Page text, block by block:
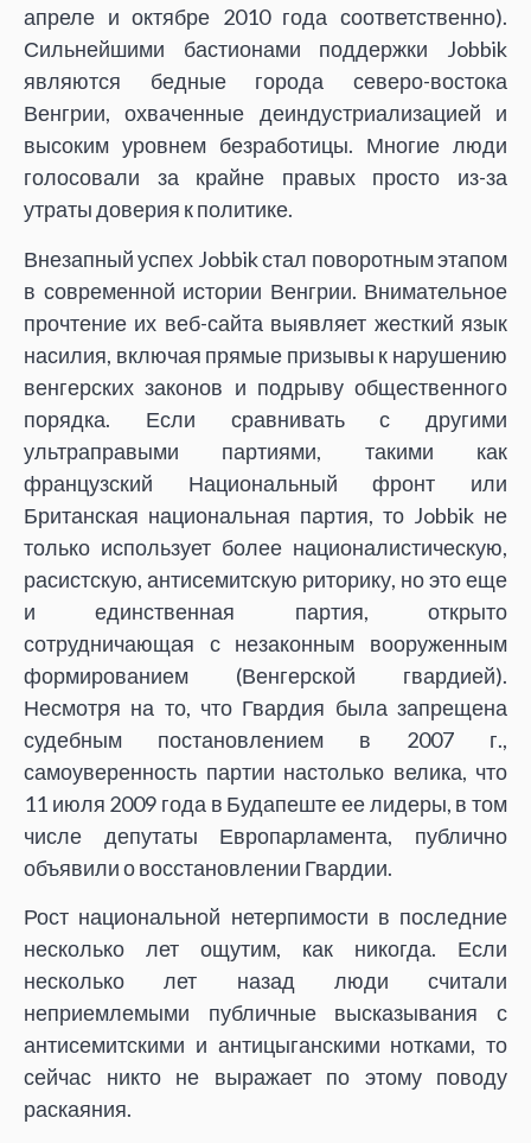
апреле и октябре 2010 года соответственно).
Сильнейшими бастионами поддержки Jobbik
являются бедные города северо-востока
Венгрии, охваченные деиндустриализацией и
высоким уровнем безработицы. Многие люди
голосовали за крайне правых просто из-за
утраты доверия к политике.
Внезапный успех Jobbik стал поворотным этапом
в современной истории Венгрии. Внимательное
прочтение их веб-сайта выявляет жесткий язык
насилия, включая прямые призывы к нарушению
венгерских законов и подрыву общественного
порядка. Если сравнивать с другими
ультраправыми партиями, такими как
французский Национальный фронт или
Британская национальная партия, то Jobbik не
только использует более националистическую,
расистскую, антисемитскую риторику, но это еще
и единственная партия, открыто
сотрудничающая с незаконным вооруженным
формированием (Венгерской гвардией).
Несмотря на то, что Гвардия была запрещена
судебным постановлением в 2007 г.,
самоуверенность партии настолько велика, что
11 июля 2009 года в Будапеште ее лидеры, в том
числе депутаты Европарламента, публично
объявили о восстановлении Гвардии.
Рост национальной нетерпимости в последние
несколько лет ощутим, как никогда. Если
несколько лет назад люди считали
неприемлемыми публичные высказывания с
антисемитскими и антицыганскими нотками, то
сейчас никто не выражает по этому поводу
раскаяния.